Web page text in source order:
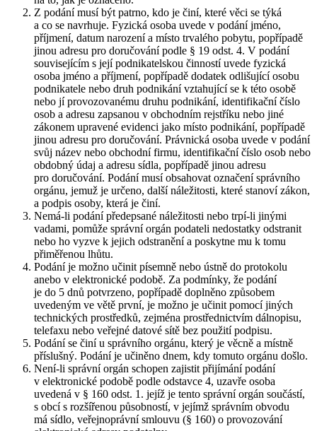
Z podání musí být patrno, kdo je činí, které věci se týká
a co se navrhuje. Fyzická osoba uvede v podání jméno,
příjmení, datum narození a místo trvalého pobytu, popřípadě
jinou adresu pro doručování podle § 19 odst. 4. V podání
souvisejícím s její podnikatelskou činností uvede fyzická
osoba jméno a příjmení, popřípadě dodatek odlišující osobu
podnikatele nebo druh podnikání vztahující se k této osobě
nebo jí provozovanému druhu podnikání, identifikační číslo
osob a adresu zapsanou v obchodním rejstříku nebo jiné
zákonem upravené evidenci jako místo podnikání, popřípadě
jinou adresu pro doručování. Právnická osoba uvede v podání
svůj název nebo obchodní firmu, identifikační číslo osob nebo
obdobný údaj a adresu sídla, popřípadě jinou adresu
pro doručování. Podání musí obsahovat označení správního
orgánu, jemuž je určeno, další náležitosti, které stanoví zákon,
a podpis osoby, která je činí.
Nemá-li podání předepsané náležitosti nebo trpí-li jinými
vadami, pomůže správní orgán podateli nedostatky odstranit
nebo ho vyzve k jejich odstranění a poskytne mu k tomu
přiměřenou lhůtu.
Podání je možno učinit písemně nebo ústně do protokolu
anebo v elektronické podobě. Za podmínky, že podání
je do 5 dnů potvrzeno, popřípadě doplněno způsobem
uvedeným ve větě první, je možno je učinit pomocí jiných
technických prostředků, zejména prostřednictvím dálnopisu,
telefaxu nebo veřejné datové sítě bez použití podpisu.
Podání se činí u správního orgánu, který je věcně a místně
příslušný. Podání je učiněno dnem, kdy tomuto orgánu došlo.
Není-li správní orgán schopen zajistit přijímání podání
v elektronické podobě podle odstavce 4, uzavře osoba
uvedená v § 160 odst. 1. jejíž je tento správní orgán součástí,
s obcí s rozšířenou působností, v jejímž správním obvodu
má sídlo, veřejnoprávní smlouvu (§ 160) o provozování